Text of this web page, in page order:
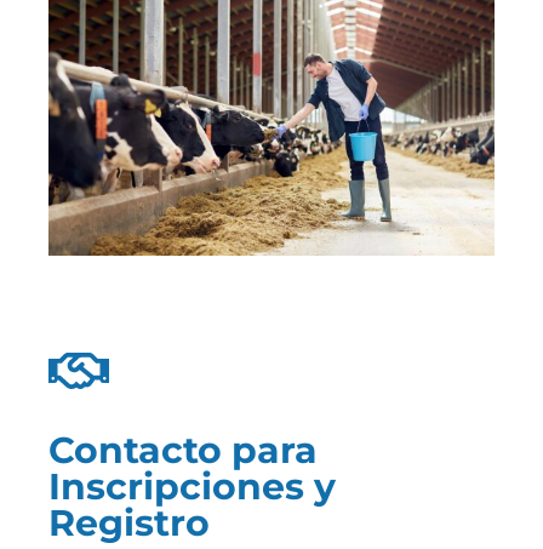
Contacto para
Inscripciones y
Registro